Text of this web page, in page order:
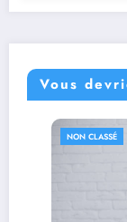
Vous
NON CLASSÉ